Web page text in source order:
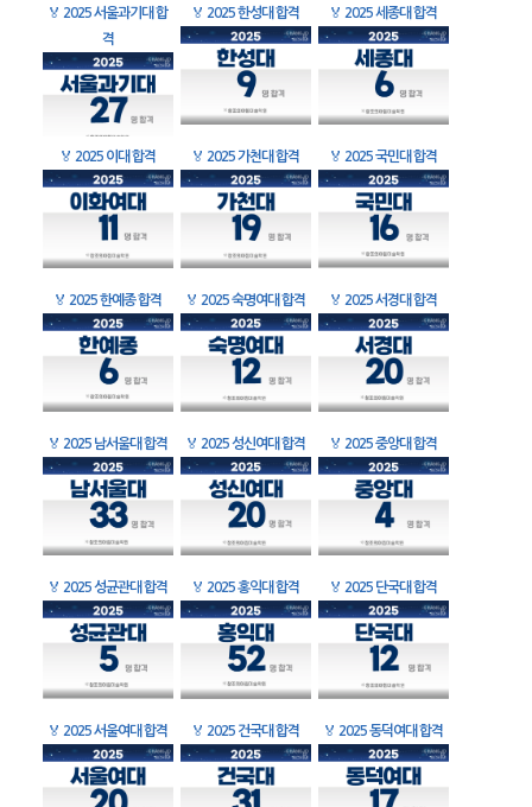
🏅 2025 서울과기대 합
격
🏅 2025 한성대 합격 🏅 2025 세종대 합격
🏅 2025 이대 합격 🏅 2025 가천대 합격 🏅 2025 국민대 합격
🏅 2025 한예종 합격 🏅 2025 숙명여대 합격 🏅 2025 서경대 합격
🏅 2025 남서울대 합격 🏅 2025 성신여대 합격 🏅 2025 중앙대 합격
🏅 2025 성균관대 합격 🏅 2025 홍익대 합격 🏅 2025 단국대 합격
🏅 2025 서울여대 합격 🏅 2025 건국대 합격 🏅 2025 동덕여대 합격